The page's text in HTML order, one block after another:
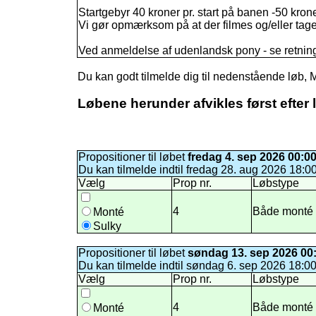
Startgebyr 40 kroner pr. start på banen -50
Vi gør opmærksom på at der filmes og/eller
Ved anmeldelse af udenlandsk pony - se
Du kan godt tilmelde dig til nedenstående løb,
Løbene herunder afvikles først efter
Propositioner til løbetfredag 4. sep 2026 00:00
Du kan tilmelde indtil fredag 28. aug 2026
Vælg
Prop nr. Løbstype
Monté
Sulky
4 Både
Propositioner til løbetsøndag 13. sep 2026
Du kan tilmelde indtil søndag 6. sep 2026 18:00
Vælg
Prop nr. Løbstype
Monté
4 Både